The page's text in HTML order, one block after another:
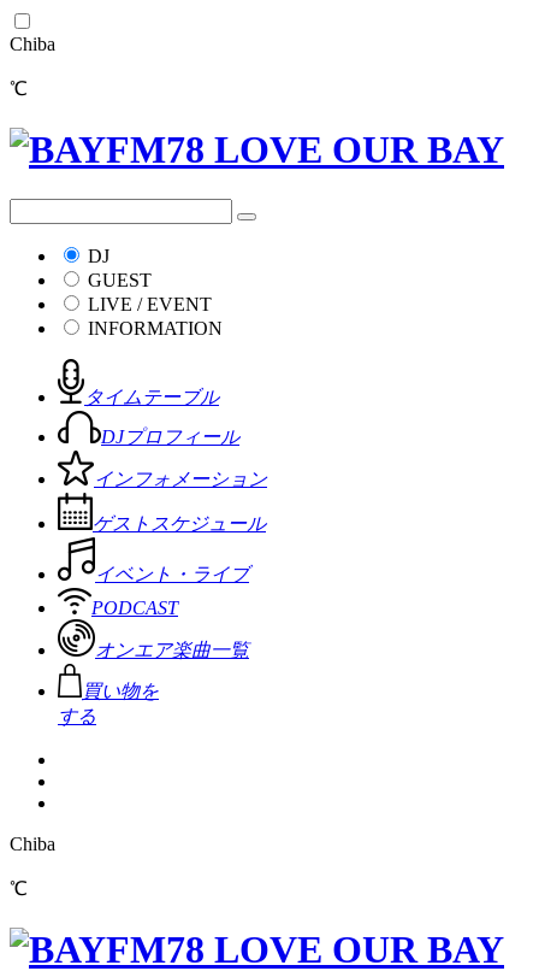
Chiba
℃
DJ
GUEST
LIVE / EVENT
INFORMATION
タイムテーブル
DJプロフィール
インフォメーション
ゲストスケジュール
イベント・ライブ
PODCAST
オンエア楽曲一覧
買い物を
する
Chiba
℃